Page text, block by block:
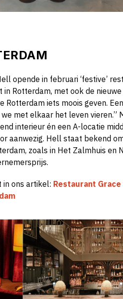
opende in februari ‘festive’
in Rotterdam, met ook de
Rotterdam iets moois geven.
met elkaar het leven vieren.”
interieur én een A-locatie
aanwezig. Hell staat bekend
, zoals in Het Zalmhuis en
in ons artikel: Restaurant